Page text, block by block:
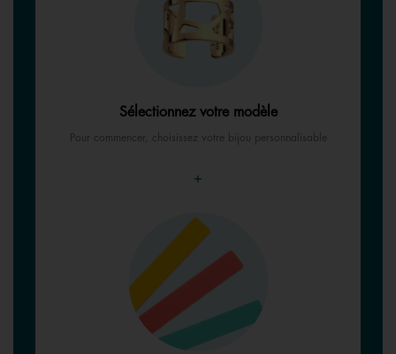
Sélectionnez votre modèle
Pour commencer, choisissez votre bijou personnalisable
+